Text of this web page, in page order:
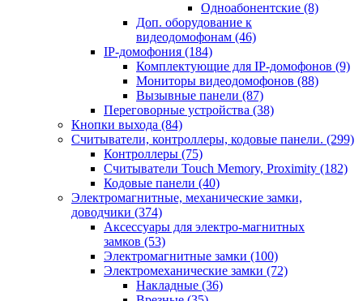
Одноабонентские (8)
Доп. оборудование к
видеодомофонам (46)
IP-домофония (184)
Комплектующие для IP-домофонов (9)
Мониторы видеодомофонов (88)
Вызывные панели (87)
Переговорные устройства (38)
Кнопки выхода (84)
Считыватели, контроллеры, кодовые панели. (299)
Контроллеры (75)
Считыватели Touch Memory, Proximity (182)
Кодовые панели (40)
Электромагнитные, механические замки,
доводчики (374)
Аксессуары для электро-магнитных
замков (53)
Электромагнитные замки (100)
Электромеханические замки (72)
Накладные (36)